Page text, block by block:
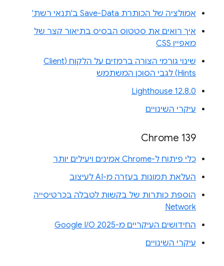
אמולציה של הכותרת Save-Data ב'תנאי רשת'
איך רואים את סטטוס הבסיס בתיאור קצר של
מאפיין CSS
שינוי גורמי הצורה ברמזים על הלקוח (Client
Hints) לגבי הסוכן המשתמש
Lighthouse 12.8.0
עיקרי השינויים
Chrome 139
כלי פיתוח ל-Chrome אמינים ויעילים יותר
העלאת תמונות בעזרה מ-AI לעיצוב
הוספת כותרות של בקשות לטבלה בכרטיסייה
Network
החידושים העיקריים מ-Google I/O 2025
עיקרי השינויים